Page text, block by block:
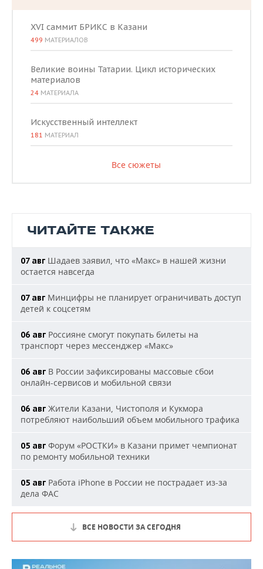
XVI саммит БРИКС в Казани
499 МАТЕРИАЛОВ
Великие воины Татарии. Цикл исторических
материалов
24 МАТЕРИАЛА
Искусственный интеллект
181 МАТЕРИАЛ
Все сюжеты
ЧИТАЙТЕ ТАКЖЕ
07 авг Шадаев заявил, что «Макс» в нашей жизни
остается навсегда
07 авг Минцифры не планирует ограничивать доступ
детей к соцсетям
06 авг Россияне смогут покупать билеты на
транспорт через мессенджер «Макс»
06 авг В России зафиксированы массовые сбои
онлайн-сервисов и мобильной связи
06 авг Жители Казани, Чистополя и Кукмора
потребляют наибольший объем мобильного трафика
05 авг Форум «РОСТКИ» в Казани примет чемпионат
по ремонту мобильной техники
05 авг Работа iPhone в России не пострадает из-за
дела ФАС
ВСЕ НОВОСТИ ЗА СЕГОДНЯ